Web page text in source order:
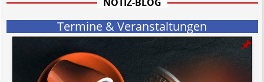
Termine & Veranstaltungen